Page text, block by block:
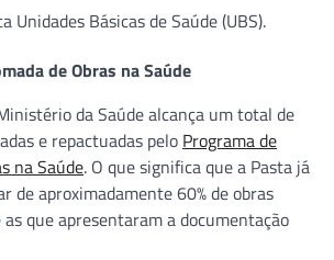
Unidades Básicas de Saúde (UBS).
de Obras na Saúde
da Saúde alcança um total de
e repactuadas pelo Programa de
na Saúde. O que significa que a Pasta já
de aproximadamente 60% de obras
que apresentaram a documentação